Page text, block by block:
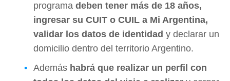
programa deben tener más de 18 años,
ingresar su CUIT o CUIL a Mi Argentina,
validar los datos de identidad y declarar un
domicilio dentro del territorio Argentino.
Además habrá que realizar un perfil con